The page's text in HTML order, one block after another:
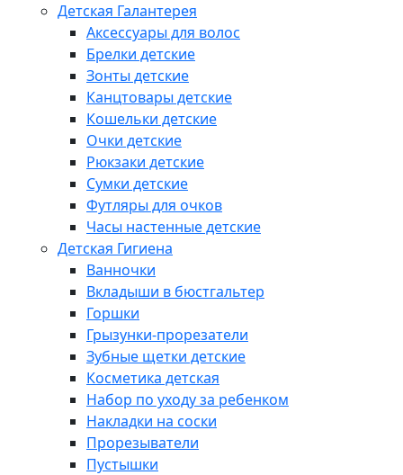
Детская Галантерея
Аксессуары для волос
Брелки детские
Зонты детские
Канцтовары детские
Кошельки детские
Очки детские
Рюкзаки детские
Сумки детские
Футляры для очков
Часы настенные детские
Детская Гигиена
Ванночки
Вкладыши в бюстгальтер
Горшки
Грызунки-прорезатели
Зубные щетки детские
Косметика детская
Набор по уходу за ребенком
Накладки на соски
Прорезыватели
Пустышки